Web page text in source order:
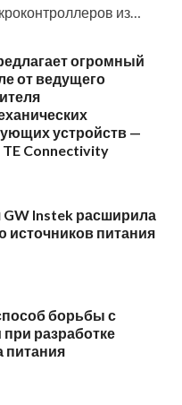
из…
огромный
от ведущего
устройств —
Connectivity
Instek расширила
источников питания
борьбы с
разработке
питания